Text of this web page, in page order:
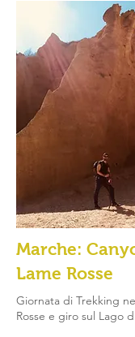
Marche:
Lame Rosse
Giornata di Trekking
Rosse e giro sul Lago